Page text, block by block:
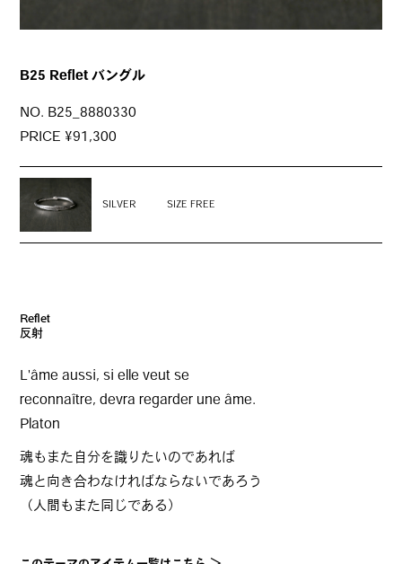
B25 Reflet バングル
NO. B25_8880330
PRICE ¥91,300
SILVER SIZE FREE
Reflet
反射
L'âme aussi, si elle veut se
reconnaître, devra regarder une âme.
Platon
魂もまた自分を識りたいのであれば
魂と向き合わなければならないであろう
（人間もまた同じである）